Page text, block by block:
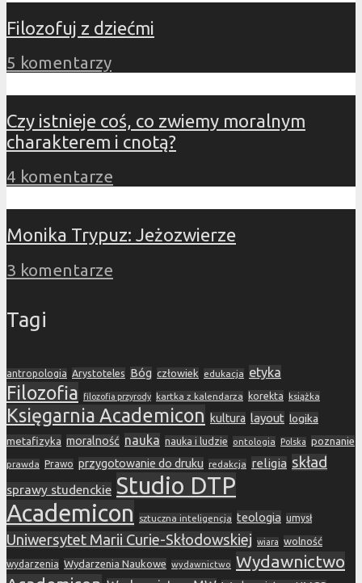
Filozofuj z dziećmi
5 komentarzy
Czy istnieje coś, co zwiemy moralnym
charakterem i cnotą?
4 komentarze
Monika Trypuz: Jeżozwierze
3 komentarze
Tagi
antropologia Arystoteles Bóg człowiek edukacja etyka
Filozofia filozofia przyrody kartka z kalendarza korekta książka
Księgarnia Academicon kultura layout logika
metafizyka moralność nauka nauka i ludzie ontologia Polska poznanie
prawda Prawo przygotowanie do druku redakcja religia skład
sprawy studenckie Studio DTP
Academicon
sztuczna inteligencja teologia umysł
Uniwersytet Marii Curie-Skłodowskiej wiara wolność
wydarzenia Wydarzenia Naukowe wydawnictwo Wydawnictwo